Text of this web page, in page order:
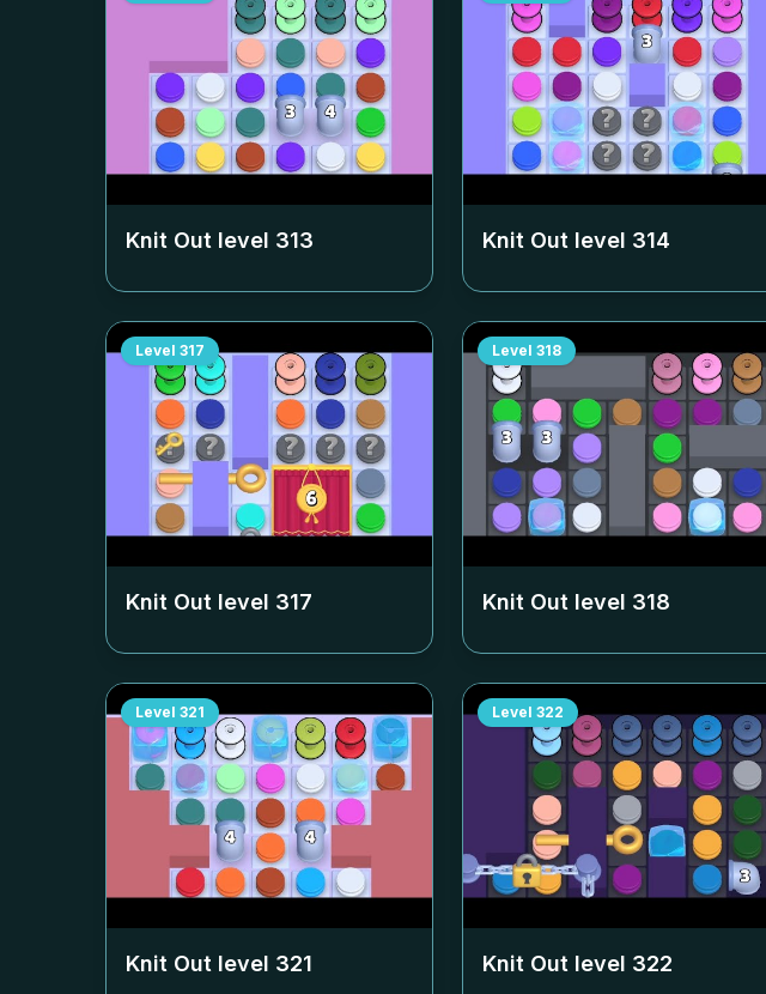
Knit Out level 313 Knit Out level 314
Level 317
Knit Out level 317
Level 318
Knit Out level 318
Level 321
Knit Out level 321
Level 322
Knit Out level 322